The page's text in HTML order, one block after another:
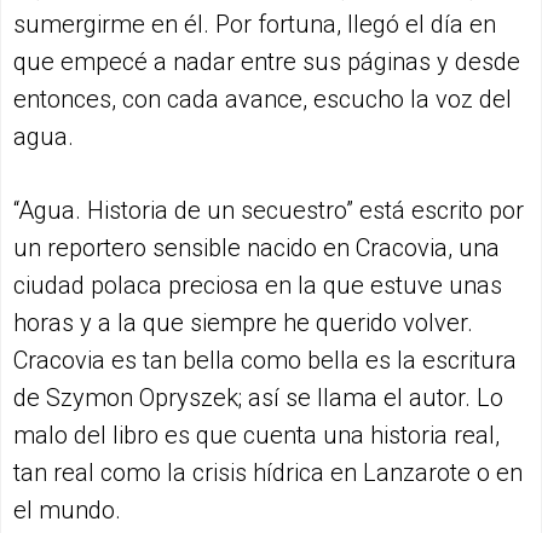
sumergirme en él. Por fortuna, llegó el día en
que empecé a nadar entre sus páginas y desde
entonces, con cada avance, escucho la voz del
agua.
“Agua. Historia de un secuestro” está escrito por
un reportero sensible nacido en Cracovia, una
ciudad polaca preciosa en la que estuve unas
horas y a la que siempre he querido volver.
Cracovia es tan bella como bella es la escritura
de Szymon Opryszek; así se llama el autor. Lo
malo del libro es que cuenta una historia real,
tan real como la crisis hídrica en Lanzarote o en
el mundo.